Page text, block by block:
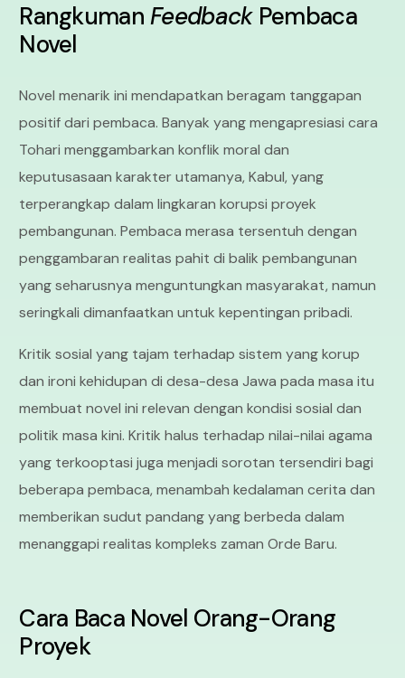
RangkumanFeedback Pembaca
Novel
Novel menarik ini mendapatkan beragam tanggapan
positif dari pembaca. Banyak yang mengapresiasi cara
Tohari menggambarkan konflik moral dan
keputusasaan karakter utamanya, Kabul, yang
terperangkap dalam lingkaran korupsi proyek
pembangunan. Pembaca merasa tersentuh dengan
penggambaran realitas pahit di balik pembangunan
yang seharusnya menguntungkan masyarakat, namun
seringkali dimanfaatkan untuk kepentingan pribadi.
Kritik sosial yang tajam terhadap sistem yang korup
dan ironi kehidupan di desa-desa Jawa pada masa itu
membuat novel ini relevan dengan kondisi sosial dan
politik masa kini. Kritik halus terhadap nilai-nilai agama
yang terkooptasi juga menjadi sorotan tersendiri bagi
beberapa pembaca, menambah kedalaman cerita dan
memberikan sudut pandang yang berbeda dalam
menanggapi realitas kompleks zaman Orde Baru.
Cara Baca Novel Orang-Orang
Proyek